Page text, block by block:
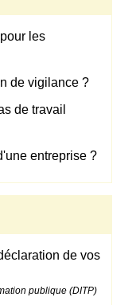
les
de vigilance ?
de travail
entreprise ?
de vos
publique (DITP)